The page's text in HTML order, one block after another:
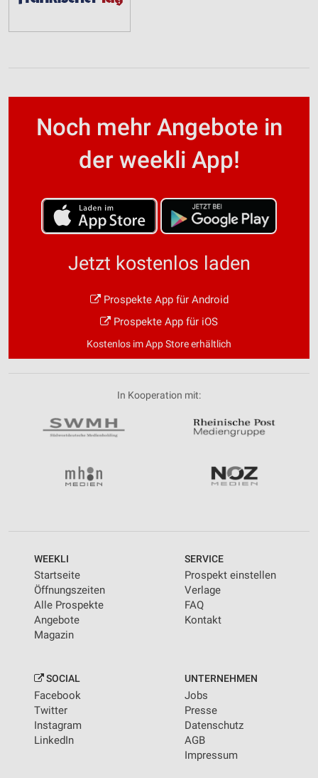
Noch mehr Angebote in
der weekli App!
Jetzt kostenlos laden
Prospekte App für Android
Prospekte App für iOS
Kostenlos im App Store erhältlich
In Kooperation mit:
WEEKLI
Startseite
Öffnungszeiten
Alle Prospekte
Angebote
Magazin
SERVICE
Prospekt einstellen
Verlage
FAQ
Kontakt
SOCIAL
Facebook
Twitter
Instagram
LinkedIn
UNTERNEHMEN
Jobs
Presse
Datenschutz
AGB
Impressum